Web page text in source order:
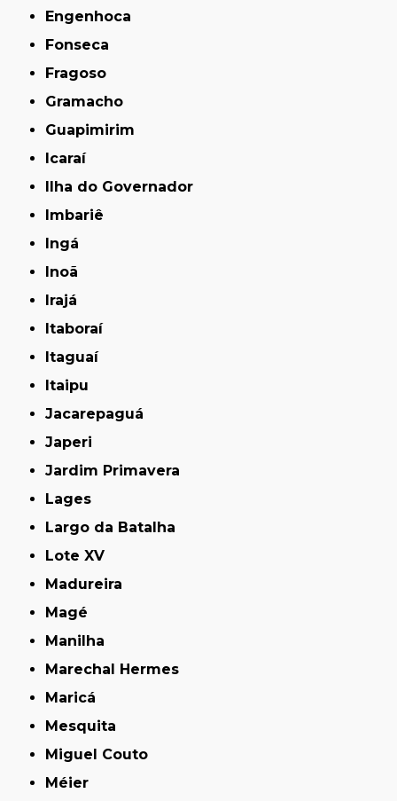
Engenhoca
Fonseca
Fragoso
Gramacho
Guapimirim
Icaraí
Ilha do Governador
Imbariê
Ingá
Inoã
Irajá
Itaboraí
Itaguaí
Itaipu
Jacarepaguá
Japeri
Jardim Primavera
Lages
Largo da Batalha
Lote XV
Madureira
Magé
Manilha
Marechal Hermes
Maricá
Mesquita
Miguel Couto
Méier